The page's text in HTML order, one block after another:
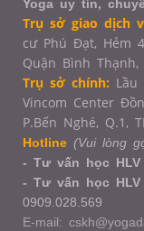
Yoga uy tín,
Trụ sở giao dịch
cư Phú Đạt, Hẻm
Quận Bình
Trụ sở chính: Lầu
Vincom Center
P.Bến Nghé, Q.1,
Hotline (Vui lòng
- Tư vấn học HLV
- Tư vấn học HLV
0909.028.569
E-mail: